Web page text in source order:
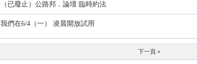
（已廢止）公路邦．論壇 臨時約法
我們在6/4（一） 凌晨開放試用
下一頁 »